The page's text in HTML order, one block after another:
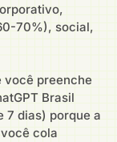
70%), social,
você preenche
Brasil
7 dias) porque a
cola